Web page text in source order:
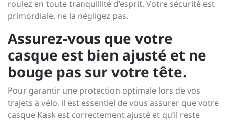
roulez en toute tranquillité d’esprit. Votre sécurité est
primordiale, ne la négligez pas.
Assurez-vous que votre
casque est bien ajusté et ne
bouge pas sur votre tête.
Pour garantir une protection optimale lors de vos
trajets à vélo, il est essentiel de vous assurer que votre
casque Kask est correctement ajusté et qu’il reste